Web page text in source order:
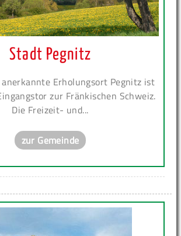
Stadt Pegnitz
Erholungsort Pegnitz ist
zur Fränkischen Schweiz.
Die Freizeit- und...
zur Gemeinde